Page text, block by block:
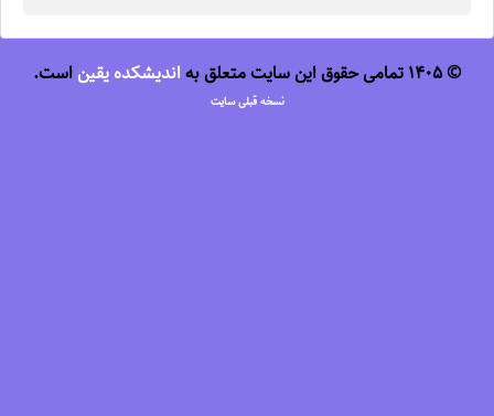
© 1405 تمامی حقوق این سایت متعلق به اندیشکده یقین است.
نسخه قبلی سایت